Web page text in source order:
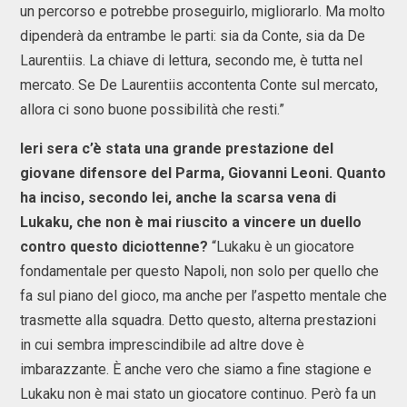
un percorso e potrebbe proseguirlo, migliorarlo. Ma molto
dipenderà da entrambe le parti: sia da Conte, sia da De
Laurentiis. La chiave di lettura, secondo me, è tutta nel
mercato. Se De Laurentiis accontenta Conte sul mercato,
allora ci sono buone possibilità che resti.”
Ieri sera c’è stata una grande prestazione del
giovane difensore del Parma, Giovanni Leoni. Quanto
ha inciso, secondo lei, anche la scarsa vena di
Lukaku, che non è mai riuscito a vincere un duello
contro questo diciottenne? “Lukaku è un giocatore
fondamentale per questo Napoli, non solo per quello che
fa sul piano del gioco, ma anche per l’aspetto mentale che
trasmette alla squadra. Detto questo, alterna prestazioni
in cui sembra imprescindibile ad altre dove è
imbarazzante. È anche vero che siamo a fine stagione e
Lukaku non è mai stato un giocatore continuo. Però fa un